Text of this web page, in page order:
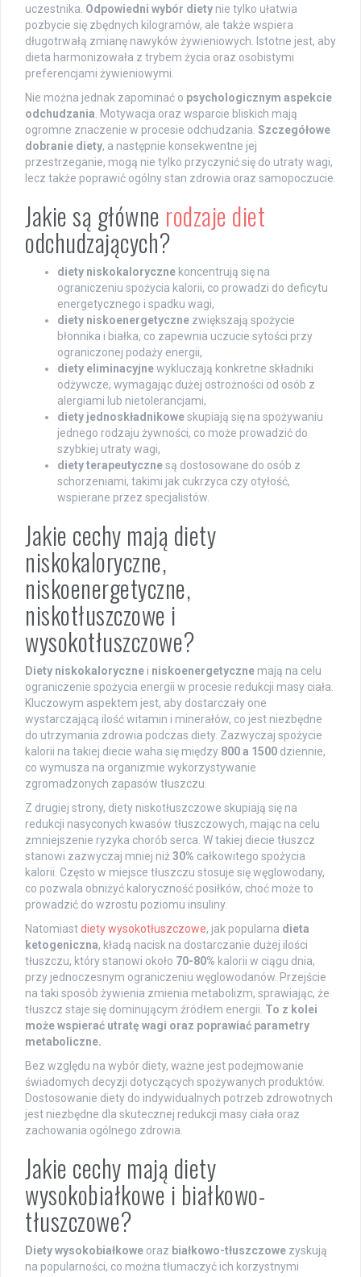
uczestnika. Odpowiedni wybór diety nie tylko ułatwia
pozbycie się zbędnych kilogramów, ale także wspiera
długotrwałą zmianę nawyków żywieniowych. Istotne jest, aby
dieta harmonizowała z trybem życia oraz osobistymi
preferencjami żywieniowymi.
Nie można jednak zapominać o psychologicznym aspekcie
odchudzania . Motywacja oraz wsparcie bliskich mają
ogromne znaczenie w procesie odchudzania. Szczegółowe
dobranie diety, a następnie konsekwentne jej
przestrzeganie, mogą nie tylko przyczynić się do utraty wagi,
lecz także poprawić ogólny stan zdrowia oraz samopoczucie.
Jakie są główne rodzaje diet
odchudzających?
diety niskokaloryczne koncentrują się na
ograniczeniu spożycia kalorii, co prowadzi do deficytu
energetycznego i spadku wagi,
diety niskoenergetyczne zwiększają spożycie
błonnika i białka, co zapewnia uczucie sytości przy
ograniczonej podaży energii,
diety eliminacyjnewykluczają konkretne składniki
odżywcze, wymagając dużej ostrożności od osób z
alergiami lub nietolerancjami,
diety jednoskładnikoweskupiają się na spożywaniu
jednego rodzaju żywności, co może prowadzić do
szybkiej utraty wagi,
diety terapeutycznesą dostosowane do osób z
schorzeniami, takimi jak cukrzyca czy otyłość,
wspierane przez specjalistów.
Jakie cechy mają diety
niskokaloryczne,
niskoenergetyczne,
niskotłuszczowe i
wysokotłuszczowe?
Diety niskokaloryczne i niskoenergetyczne mają na celu
ograniczenie spożycia energii w procesie redukcji masy ciała.
Kluczowym aspektem jest, aby dostarczały one
wystarczającą ilość witamin i minerałów, co jest niezbędne
do utrzymania zdrowia podczas diety. Zazwyczaj spożycie
kalorii na takiej diecie waha się między 800 a 1500 dziennie,
co wymusza na organizmie wykorzystywanie
zgromadzonych zapasów tłuszczu.
Z drugiej strony, diety niskotłuszczowe skupiają się na
redukcji nasyconych kwasów tłuszczowych, mając na celu
zmniejszenie ryzyka chorób serca. W takiej diecie tłuszcz
stanowi zazwyczaj mniej niż 30% całkowitego spożycia
kalorii. Często w miejsce tłuszczu stosuje się węglowodany,
co pozwala obniżyć kaloryczność posiłków, choć może to
prowadzić do wzrostu poziomu insuliny.
Natomiastdiety wysokotłuszczowe, jak popularna dieta
ketogeniczna, kładą nacisk na dostarczanie dużej ilości
tłuszczu, który stanowi około 70-80% kalorii w ciągu dnia,
przy jednoczesnym ograniczeniu węglowodanów. Przejście
na taki sposób żywienia zmienia metabolizm, sprawiając, że
tłuszcz staje się dominującym źródłem energii. To z kolei
może wspierać utratę wagi oraz poprawiać parametry
metaboliczne.
Bez względu na wybór diety, ważne jest podejmowanie
świadomych decyzji dotyczących spożywanych produktów.
Dostosowanie diety do indywidualnych potrzeb zdrowotnych
jest niezbędne dla skutecznej redukcji masy ciała oraz
zachowania ogólnego zdrowia.
Jakie cechy mają diety
wysokobiałkowe i białkowo-
tłuszczowe?
Diety wysokobiałkowe oraz białkowo-tłuszczowe zyskują
na popularności, co można tłumaczyć ich korzystnymi